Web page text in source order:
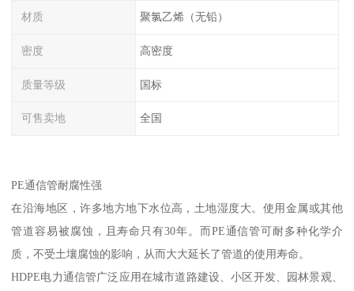
材质 聚氯乙烯（无铅）
密度 高密度
质量等级 国标
可售卖地 全国
PE通信管耐腐性强
在沿海地区，许多地方地下水位高，土地湿度大。使用金属或其他
管道容易被腐蚀，且寿命只有30年。而PE通信管可耐多种化学介
质，不受土壤腐蚀的影响，从而大大延长了管道的使用寿命。
HDPE电力通信管广泛应用在城市道路建设、小区开发、园林景观、